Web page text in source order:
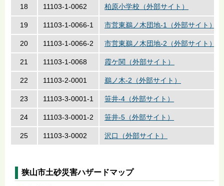
18 11103-1-0062 柏原小学校（外部サイト）
19 11103-1-0066-1 市営東鵜ノ木団地-1（外部サイト）
20 11103-1-0066-2 市営東鵜ノ木団地-2（外部サイト）
21 11103-1-0068 霞ケ関（外部サイト）
22 11103-2-0001 鵜ノ木-2（外部サイト）
23 11103-3-0001-1 笹井-4（外部サイト）
24 11103-3-0001-2 笹井-5（外部サイト）
25 11103-3-0002 沢口（外部サイト）
狭山市土砂災害ハザードマップ